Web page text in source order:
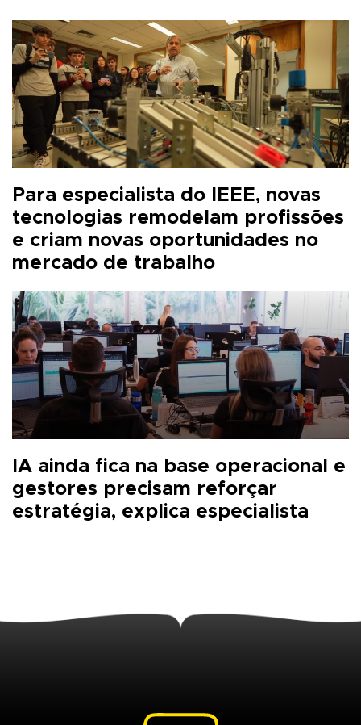
Para especialista do IEEE, novas
tecnologias remodelam profissões
e criam novas oportunidades no
mercado de trabalho
IA ainda fica na base operacional e
gestores precisam reforçar
estratégia, explica especialista